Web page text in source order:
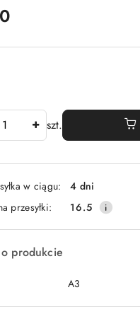
szt.
w ciągu:
4 dni
przesyłki:
16.5
produkcie
A3